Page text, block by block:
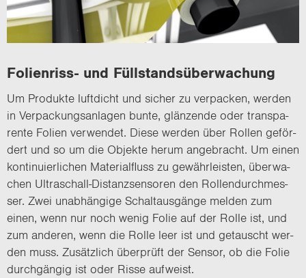
Folienriss-​ und Füll­stands­über­wa­chung
Um Pro­duk­te luft­dicht und si­cher zu ver­pa­cken, wer­den
in Ver­pa­ckungs­an­la­gen bunte, glän­zen­de oder trans­pa­
ren­te Fo­li­en ver­wen­det. Diese wer­den über Rol­len ge­för­
dert und so um die Ob­jek­te herum an­ge­bracht. Um einen
kon­ti­nu­ier­li­chen Ma­te­ri­al­fluss zu ge­währ­leis­ten, über­wa­
chen Ultraschall-​Distanzsensoren den Rol­len­durch­mes­
ser. Zwei un­ab­hän­gi­ge Schalt­aus­gän­ge mel­den zum
einen, wenn nur noch wenig Folie auf der Rolle ist, und
zum an­de­ren, wenn die Rolle leer ist und ge­tauscht wer­
den muss. Zu­sätz­lich über­prüft der Sen­sor, ob die Folie
durch­gän­gig ist oder Risse auf­weist.